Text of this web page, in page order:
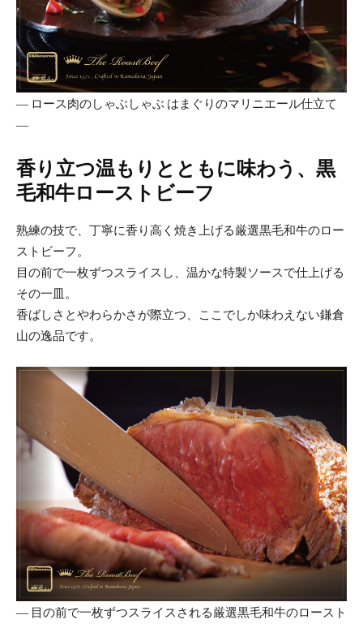
― ロース肉のしゃぶしゃぶ はまぐりのマリニエール仕立て
―
香り立つ温もりとともに味わう、黒
毛和牛ローストビーフ
熟練の技で、丁寧に香り高く焼き上げる厳選黒毛和牛のロー
ストビーフ。
目の前で一枚ずつスライスし、温かな特製ソースで仕上げる
その一皿。
香ばしさとやわらかさが際立つ、ここでしか味わえない鎌倉
山の逸品です。
― 目の前で一枚ずつスライスされる厳選黒毛和牛のロースト